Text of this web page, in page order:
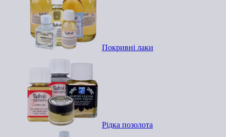
Покривні лаки
Рідка позолота